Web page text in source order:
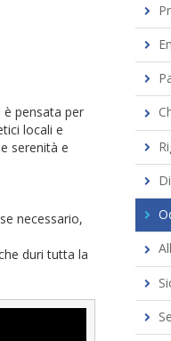
è pensata per
locali e
serenità e
necessario,
duri tutta la